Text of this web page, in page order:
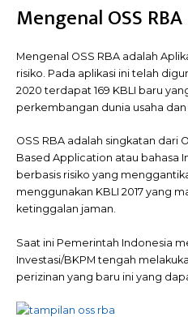
Mengenal OSS RBA
Mengenal OSS RBA adalah
risiko. Pada aplikasi ini telah
2020 terdapat 169 KBLI baru
perkembangan dunia usaha dan
OSS RBA adalah singkatan dari
Based Application atau bahasa
berbasis risiko yang
menggunakan KBLI 2017 yang
ketinggalan jaman.
Saat ini Pemerintah Indonesia
Investasi/BKPM tengah
perizinan yang baru ini yang